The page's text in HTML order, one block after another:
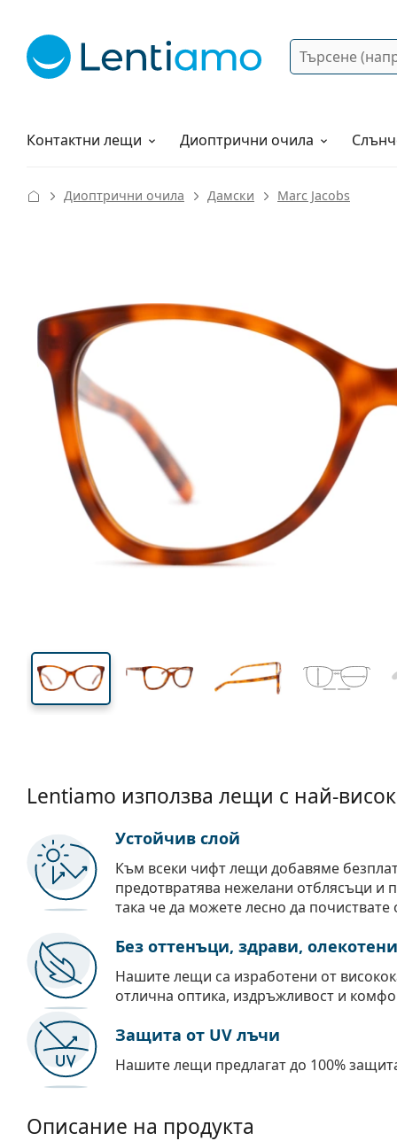
Търсене
Контактни лещи
Разтвори Диоптрични очила
Как да поръчам?
Диоптрични очила Дамски Marc Jacobs
43 mm
Височина на стъклото
53 mm
Ширина на стъклото
Ширина
на
Lentiamo използва лещи с най-
Устойчив слой
Към всеки чифт лещи добавяме
предотвратява нежелани отблясъци и
така че да можете лесно да почиствате
Без оттенъци, здрави, олекотени
Нашите лещи са изработени от
отлична оптика, издръжливост и
Защита от UV лъчи
Нашите лещи предлагат до 100%
Описание на продукта